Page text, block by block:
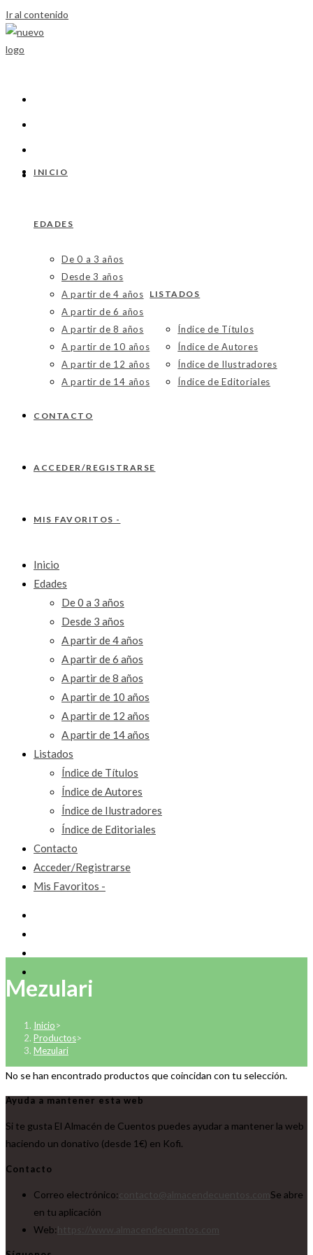
Ir al contenido
INICIO
EDADES
De 0 a 3 años
Desde 3 años
A partir de 4 años
A partir de 6 años
A partir de 8 años
A partir de 10 años
A partir de 12 años
A partir de 14 años
LISTADOS
Índice de Títulos
Índice de Autores
Índice de Ilustradores
Índice de Editoriales
CONTACTO
ACCEDER/REGISTRARSE
MIS FAVORITOS -
Inicio
Edades
De 0 a 3 años
Desde 3 años
A partir de 4 años
A partir de 6 años
A partir de 8 años
A partir de 10 años
A partir de 12 años
A partir de 14 años
Listados
Índice de Títulos
Índice de Autores
Índice de Ilustradores
Índice de Editoriales
Contacto
Acceder/Registrarse
Mis Favoritos -
Mezulari
Inicio>
Productos>
Mezulari
No se han encontrado productos que coincidan con tu selección.
Ayuda a mantener esta web
Si te gusta El Almacén de Cuentos puedes ayudar a mantener la web
haciendo un donativo (desde 1€) en Kofi.
Contacto
Correo electrónico:
Se abre
en tu aplicación
Web: